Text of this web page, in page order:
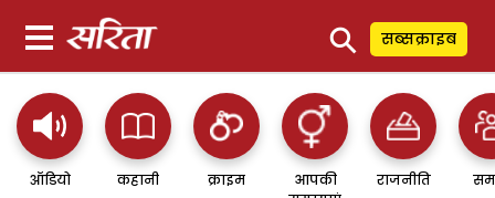
⚲ सब्सक्राइब
ऑडियो कहानी क्राइम
आपकी
राजनीति